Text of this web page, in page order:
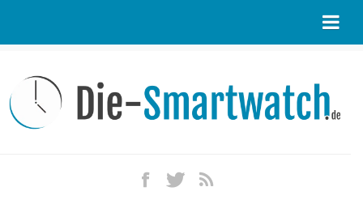
Kontakt / Tipp geben
Impressum